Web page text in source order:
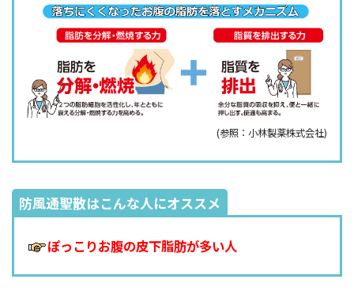
(参照：小林製薬株式会社)
防風通聖散はこんな人にオススメ
ぽっこりお腹の皮下脂肪が多い人